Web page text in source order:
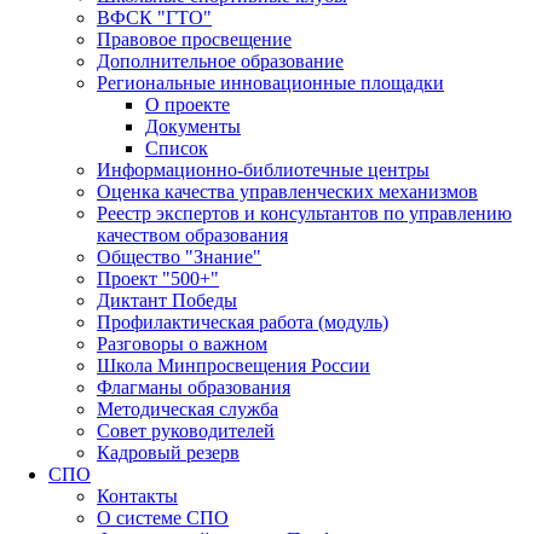
ВФСК "ГТО"
Правовое просвещение
Дополнительное образование
Региональные инновационные площадки
О проекте
Документы
Список
Информационно-библиотечные центры
Оценка качества управленческих механизмов
Реестр экспертов и консультантов по управлению
качеством образования
Общество "Знание"
Проект "500+"
Диктант Победы
Профилактическая работа (модуль)
Разговоры о важном
Школа Минпросвещения России
Флагманы образования
Методическая служба
Совет руководителей
Кадровый резерв
СПО
Контакты
О системе СПО